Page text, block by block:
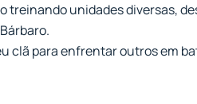
unidades diversas,
clã para enfrentar outros em